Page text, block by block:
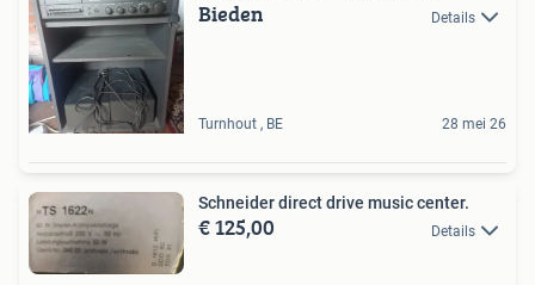
Bieden Details
Turnhout , BE 28 mei 26
Schneider direct drive music center.
€ 125,00 Details